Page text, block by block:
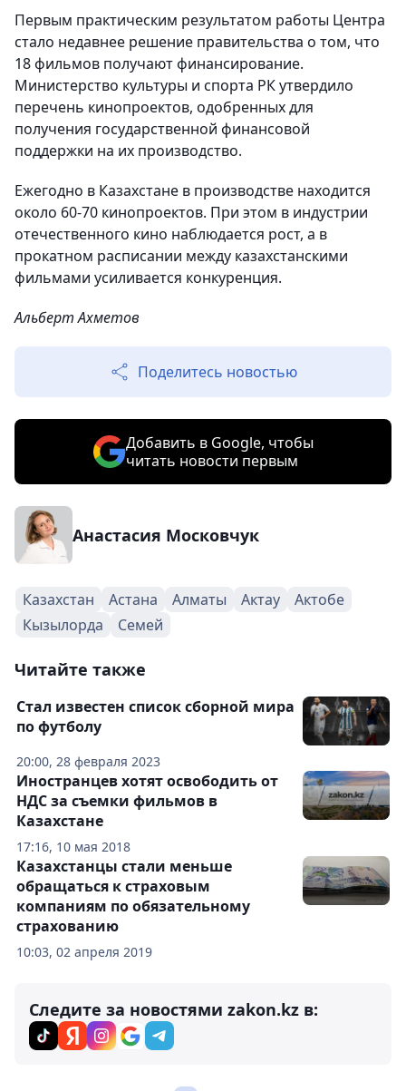
Первым практическим результатом работы Центра
стало недавнее решение правительства о том, что
18 фильмов получают финансирование.
Министерство культуры и спорта РК утвердило
перечень кинопроектов, одобренных для
получения государственной финансовой
поддержки на их производство.
Ежегодно в Казахстане в производстве находится
около 60-70 кинопроектов. При этом в индустрии
отечественного кино наблюдается рост, а в
прокатном расписании между казахстанскими
фильмами усиливается конкуренция.
Альберт Ахметов
Поделитесь новостью
Добавить в Google, чтобы
читать новости первым
Анастасия Московчук
Казахстан Астана Алматы Актау
Актобе
Кызылорда
Семей
Читайте также
20:00, 28 февраля 2023
Стал известен список сборной мира
по футболу
17:16, 10 мая 2018
Иностранцев хотят освободить от
НДС за съемки фильмов в
Казахстане
10:03, 02 апреля 2019
Казахстанцы стали меньше
обращаться к страховым
компаниям по обязательному
страхованию
Следите за новостями zakon.kz в: